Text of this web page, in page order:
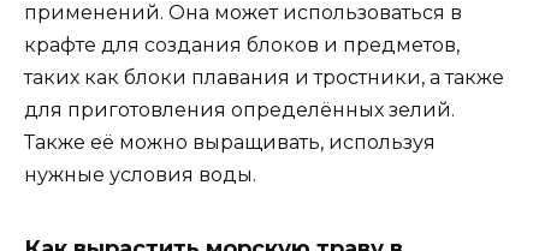
применений. Она может использоваться в
крафте для создания блоков и предметов,
таких как блоки плавания и тростники, а также
для приготовления определённых зелий.
Также её можно выращивать, используя
нужные условия воды.